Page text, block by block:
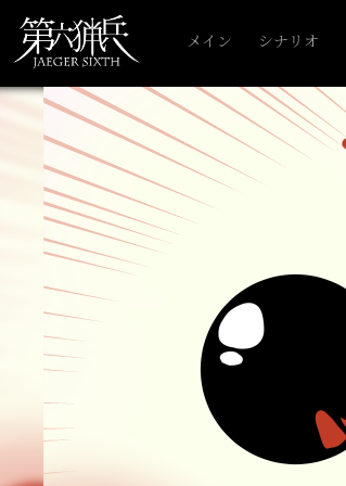
メイン シナリオ